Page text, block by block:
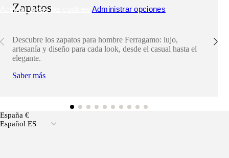
Zapatos
Descubre los zapatos para hombre Ferragamo: lujo,
artesanía y diseño para cada look, desde el casual hasta el
elegante.
Saber más
España €
Español ES
Aceptar todas las cookies
Administrar opciones